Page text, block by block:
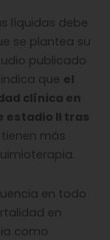
líquidas debe
se plantea su
publicado
indica que el
clínica en
estadio II tras
más
en todo
en
como